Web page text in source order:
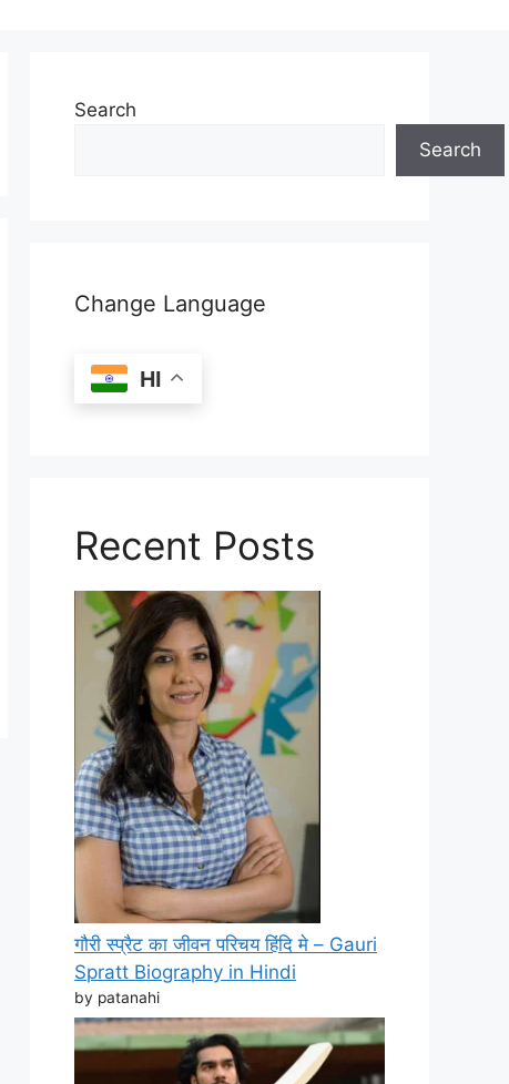
Search
Search
Change Language
HI
Recent Posts
गौरी स्प्रैट का जीवन परिचय हिंदि मे – Gauri
Spratt Biography in Hindi
by patanahi